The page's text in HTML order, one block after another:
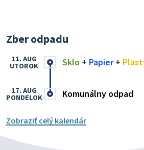
Zber odpadu
Sklo + Papier+
11. AUG
UTOROK
Komunálny odpad
17. AUG
PONDELOK
Zobraziť celý kalendár